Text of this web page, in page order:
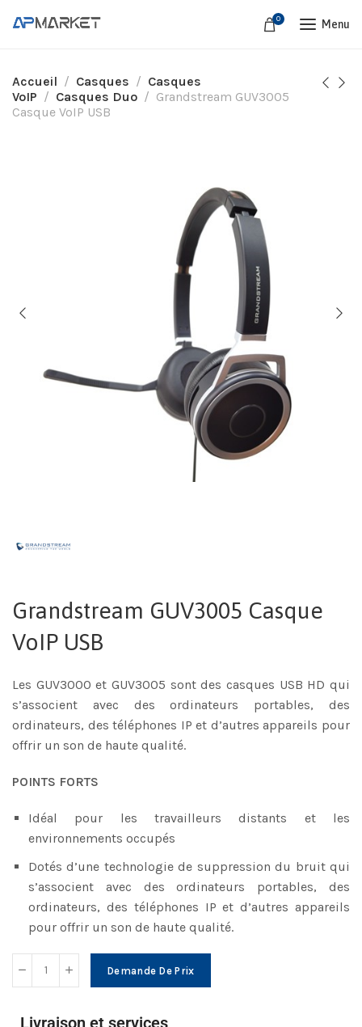
0 Menu
Accueil Casques
Casques
VoIP
Casques Duo
Grandstream GUV3005
Casque VoIP USB
Grandstream GUV3005 Casque
VoIP USB
Les GUV3000 et GUV3005 sont des casques USB HD qui
s’associent avec des ordinateurs portables, des
ordinateurs, des téléphones IP et d’autres appareils pour
offrir un son de haute qualité.
POINTS FORTS
Idéal pour les travailleurs distants et les
environnements occupés
Dotés d’une technologie de suppression du bruit qui
s’associent avec des ordinateurs portables, des
ordinateurs, des téléphones IP et d’autres appareils
pour offrir un son de haute qualité.
Demande De Prix
Livraison et services